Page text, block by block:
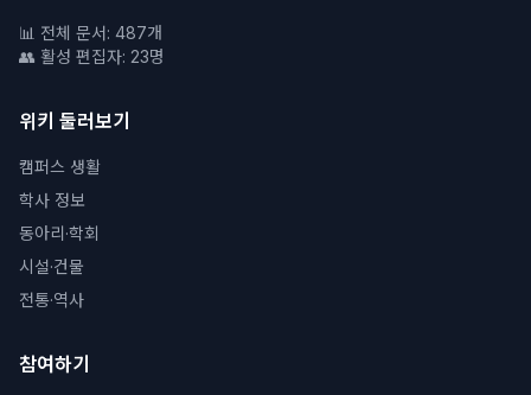
📊 전체 문서: 487개
👥 활성 편집자: 23명
위키 둘러보기
캠퍼스 생활
학사 정보
동아리·학회
시설·건물
전통·역사
참여하기